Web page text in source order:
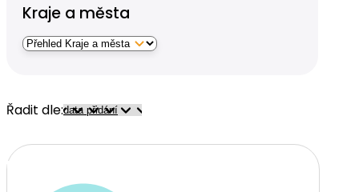
Kraje a města
Řadit dle: